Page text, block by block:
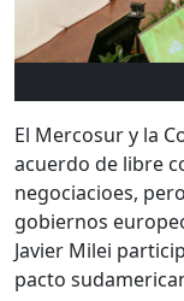
El Mercosur y la
acuerdo de libre
negociacioes,
gobiernos
Javier Milei
pacto